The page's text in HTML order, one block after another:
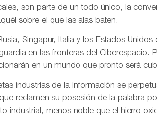
son parte de un todo único, la
sobre el que las alas baten.
Singapur, Italia y los Estados
en las fronteras del Ciberespacio.
en un mundo que pronto será
industrias de la información se
reclamen su posesión de la palabra
industrial, menos noble que el hierro